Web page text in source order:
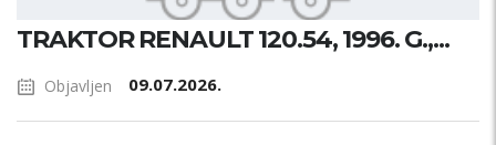
TRAKTOR RENAULT 120.54, 1996. G.,...
Objavljen 09.07.2026.